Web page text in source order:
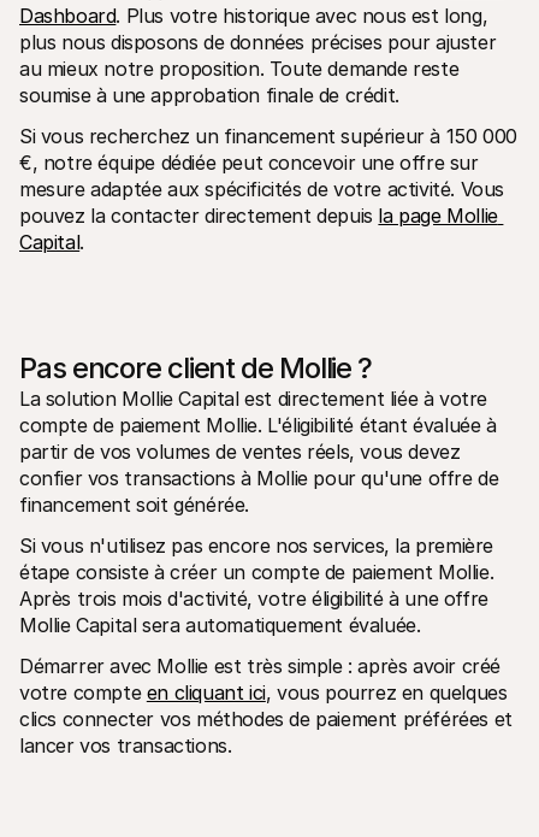
Dashboard. Plus votre historique avec nous est long,
plus nous disposons de données précises pour ajuster
au mieux notre proposition. Toute demande reste
soumise à une approbation finale de crédit.
Si vous recherchez un financement supérieur à 150 000
€, notre équipe dédiée peut concevoir une offre sur
mesure adaptée aux spécificités de votre activité. Vous
pouvez la contacter directement depuis la page Mollie
Capital.
Pas encore client de Mollie ?
La solution Mollie Capital est directement liée à votre
compte de paiement Mollie. L'éligibilité étant évaluée à
partir de vos volumes de ventes réels, vous devez
confier vos transactions à Mollie pour qu'une offre de
financement soit générée.
Si vous n'utilisez pas encore nos services, la première
étape consiste à créer un compte de paiement Mollie.
Après trois mois d'activité, votre éligibilité à une offre
Mollie Capital sera automatiquement évaluée.
Démarrer avec Mollie est très simple : après avoir créé
votre compte en cliquant ici, vous pourrez en quelques
clics connecter vos méthodes de paiement préférées et
lancer vos transactions.